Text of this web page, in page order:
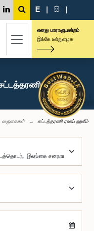
E | සි |
எனது பாராளுமன்றம்
இங்கே உள்நுழைக
ரஊப்
வருகைகள் சட்டத்தரணி ரஊப் ஹகீம்